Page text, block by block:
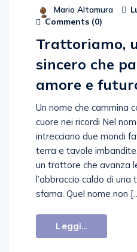
Mario Altamura
Comments (0)
Trattoriamo,
sincero che
amore e
Un nome che cammina
cuore nei ricordi Nel
intrecciano due mondi
terra e tavole
un trattore che avanza
l’abbraccio caldo di
sfama. Quel nome non
Leggi...